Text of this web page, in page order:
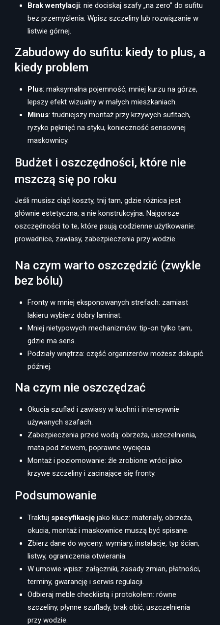
Brak wentylacji: nie dociskaj szafy „na zero” do sufitu
bez przemyślenia. Wpisz szczeliny lub rozwiązanie w
listwie górnej.
Zabudowy do sufitu: kiedy to plus, a
kiedy problem
Plus: maksymalna pojemność, mniej kurzu na górze,
lepszy efekt wizualny w małych mieszkaniach.
Minus: trudniejszy montaż przy krzywych sufitach,
ryzyko pęknięć na styku, konieczność sensownej
maskownicy.
Budżet i oszczędności, które nie
mszczą się po roku
Jeśli musisz ciąć koszty, tnij tam, gdzie różnica jest
głównie estetyczna, a nie konstrukcyjna. Najgorsze
oszczędności to te, które psują codzienne użytkowanie:
prowadnice, zawiasy, zabezpieczenia przy wodzie.
Na czym warto oszczędzić (zwykle
bez bólu)
Fronty w mniej eksponowanych strefach: zamiast
lakieru wybierz dobry laminat.
Mniej nietypowych mechanizmów: tip-on tylko tam,
gdzie ma sens.
Podziały wnętrza: część organizerów możesz dokupić
później.
Na czym nie oszczędzać
Okucia szuflad i zawiasy w kuchni i intensywnie
używanych szafach.
Zabezpieczenia przed wodą: obrzeża, uszczelnienia,
mata pod zlewem, poprawne wycięcia.
Montaż i poziomowanie: źle zrobione wróci jako
krzywe szczeliny i zacinające się fronty.
Podsumowanie
Traktuj specyfikację jako klucz: materiały, obrzeża,
okucia, montaż i maskownice muszą być spisane.
Zbierz dane do wyceny: wymiary, instalacje, typ ścian,
listwy, ograniczenia otwierania.
W umowie wpisz: załączniki, zasady zmian, płatności,
terminy, gwarancję i serwis regulacji.
Odbieraj meble checklistą i protokołem: równe
szczeliny, płynne szuflady, brak obić, uszczelnienia
przy wodzie.